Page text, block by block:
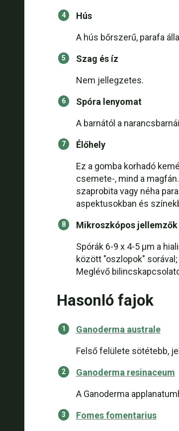
Hús
A hús bőrszerű, parafa
Szag és íz
Nem jellegzetes.
Spóra lenyomat
A barnától a
Élőhely
Ez a gomba korhadó
csemete-, mind a
szaprobita vagy néha
aspektusokban és
Mikroszkópos jellemzők
Spórák 6-9 x 4-5 µm a
között "oszlopok"
Meglévő
Hasonló fajok
Ganoderma australe
Felső felülete sötétebb,
Ganoderma resinaceum
A Ganoderma
Fomes fomentarius